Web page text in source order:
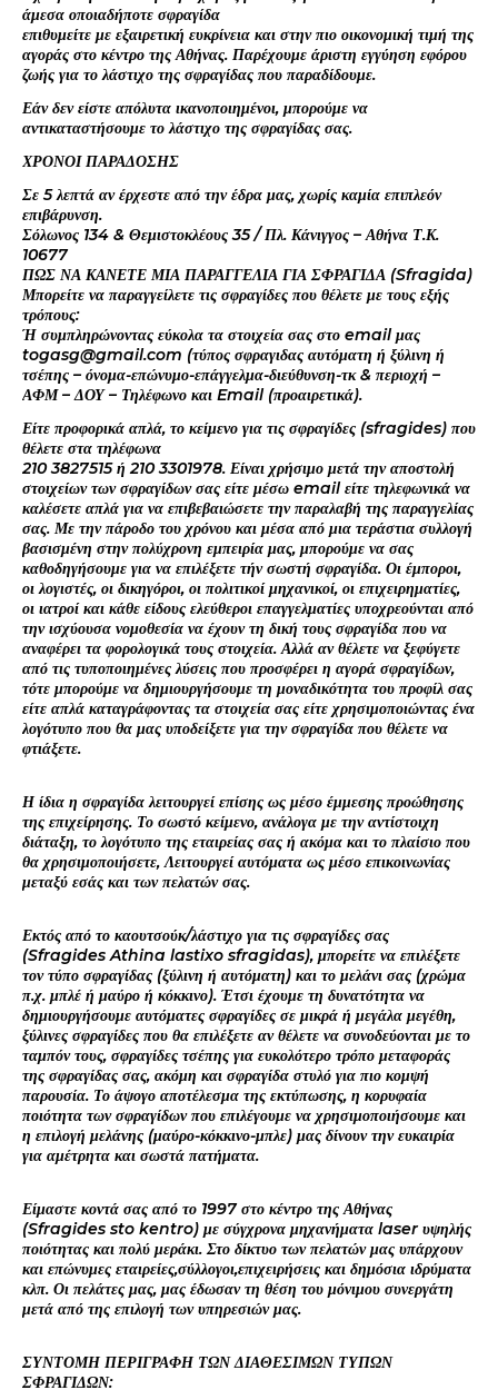
άμεσα οποιαδήποτε σφραγίδα
επιθυμείτε με εξαιρετική ευκρίνεια και στην πιο οικονομική τιμή της
αγοράς στο κέντρο της Αθήνας. Παρέχουμε άριστη εγγύηση εφόρου
ζωής για το λάστιχο της σφραγίδας που παραδίδουμε.
Εάν δεν είστε απόλυτα ικανοποιημένοι, μπορούμε να
αντικαταστήσουμε το λάστιχο της σφραγίδας σας.
ΧΡΟΝΟΙ ΠΑΡΑΔΟΣΗΣ
Σε 5 λεπτά αν έρχεστε από την έδρα μας, χωρίς καμία επιπλεόν
επιβάρυνση.
Σόλωνος 134 & Θεμιστοκλέους 35 / Πλ. Κάνιγγος – Αθήνα Τ.Κ.
10677
ΠΩΣ ΝΑ ΚΑΝΕΤΕ ΜΙΑ ΠΑΡΑΓΓΕΛΙΑ ΓΙΑ ΣΦΡΑΓΙΔΑ (Sfragida)
Μπορείτε να παραγγείλετε τις σφραγίδες που θέλετε με τους εξής
τρόπους:
Ή συμπληρώνοντας εύκολα τα στοιχεία σας στο email μας
togasg@gmail.com (τύπος σφραγιδας αυτόματη ή ξύλινη ή
τσέπης – όνομα-επώνυμο-επάγγελμα-διεύθυνση-τκ & περιοχή –
ΑΦΜ – ΔΟΥ – Τηλέφωνο και Email (προαιρετικά).
Είτε προφορικά απλά, το κείμενο για τις σφραγίδες (sfragides) που
θέλετε στα τηλέφωνα
210 3827515 ή 210 3301978. Είναι χρήσιμο μετά την αποστολή
στοιχείων των σφραγίδων σας είτε μέσω email είτε τηλεφωνικά να
καλέσετε απλά για να επιβεβαιώσετε την παραλαβή της παραγγελίας
σας. Με την πάροδο του χρόνου και μέσα από μια τεράστια συλλογή
βασισμένη στην πολύχρονη εμπειρία μας, μπορούμε να σας
καθοδηγήσουμε για να επιλέξετε τήν σωστή σφραγίδα. Οι έμποροι,
οι λογιστές, οι δικηγόροι, οι πολιτικοί μηχανικοί, οι επιχειρηματίες,
οι ιατροί και κάθε είδους ελεύθεροι επαγγελματίες υποχρεούνται από
την ισχύουσα νομοθεσία να έχουν τη δική τους σφραγίδα που να
αναφέρει τα φορολογικά τους στοιχεία. Αλλά αν θέλετε να ξεφύγετε
από τις τυποποιημένες λύσεις που προσφέρει η αγορά σφραγίδων,
τότε μπορούμε να δημιουργήσουμε τη μοναδικότητα του προφίλ σας
είτε απλά καταγράφοντας τα στοιχεία σας είτε χρησιμοποιώντας ένα
λογότυπο που θα μας υποδείξετε για την σφραγίδα που θέλετε να
φτιάξετε.
Η ίδια η σφραγίδα λειτουργεί επίσης ως μέσο έμμεσης προώθησης
της επιχείρησης. Το σωστό κείμενο, ανάλογα με την αντίστοιχη
διάταξη, το λογότυπο της εταιρείας σας ή ακόμα και το πλαίσιο που
θα χρησιμοποιήσετε, Λειτουργεί αυτόματα ως μέσο επικοινωνίας
μεταξύ εσάς και των πελατών σας.
Εκτός από το καουτσούκ/λάστιχο για τις σφραγίδες σας
(Sfragides Athina lastixo sfragidas), μπορείτε να επιλέξετε
τον τύπο σφραγίδας (ξύλινη ή αυτόματη) και το μελάνι σας (χρώμα
π.χ. μπλέ ή μαύρο ή κόκκινο). Έτσι έχουμε τη δυνατότητα να
δημιουργήσουμε αυτόματες σφραγίδες σε μικρά ή μεγάλα μεγέθη,
ξύλινες σφραγίδες που θα επιλέξετε αν θέλετε να συνοδεύονται με το
ταμπόν τους, σφραγίδες τσέπης για ευκολότερο τρόπο μεταφοράς
της σφραγίδας σας, ακόμη και σφραγίδα στυλό για πιο κομψή
παρουσία. Το άψογο αποτέλεσμα της εκτύπωσης, η κορυφαία
ποιότητα των σφραγίδων που επιλέγουμε να χρησιμοποιήσουμε και
η επιλογή μελάνης (μαύρο-κόκκινο-μπλε) μας δίνουν την ευκαιρία
για αμέτρητα και σωστά πατήματα.
Είμαστε κοντά σας από το 1997 στο κέντρο της Αθήνας
(Sfragides sto kentro) με σύγχρονα μηχανήματα laser υψηλής
ποιότητας και πολύ μεράκι. Στο δίκτυο των πελατών μας υπάρχουν
και επώνυμες εταιρείες,σύλλογοι,επιχειρήσεις και δημόσια ιδρύματα
κλπ. Οι πελάτες μας, μας έδωσαν τη θέση του μόνιμου συνεργάτη
μετά από της επιλογή των υπηρεσιών μας.
ΣΥΝΤΟΜΗ ΠΕΡΙΓΡΑΦΗ ΤΩΝ ΔΙΑΘΕΣΙΜΩΝ ΤΥΠΩΝ
ΣΦΡΑΓΙΔΩΝ: